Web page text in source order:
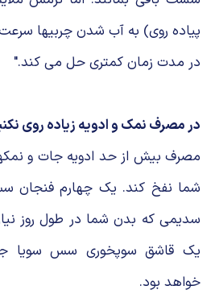
پیاده روی) به آب شدن چربیها
در مدت زمان کمتری حل می کند."
در مصرف نمک و ادویه زیاده روی
مصرف بیش از حد ادویه جات و
شما نفخ کند. یک چهارم فنجان
سدیمی که بدن شما در طول روز
یک قاشق سوپخوری سس سویا
خواهد بود.